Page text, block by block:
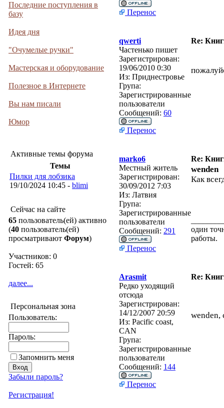
Последние поступления в
базу
Идея дня
"Очумелые ручки"
Мастерская и оборудование
Полезное в Интернете
Вы нам писали
Юмор
Активные темы форума
Темы
Пилки для лобзика
19/10/2024 10:45 - blimi
Сейчас на сайте
65 пользователь(ей) активно
(40 пользователь(ей)
просматривают Форум)
Участников: 0
Гостей: 65
далее...
Персональная зона
Пользователь:
Пароль:
Запомнить меня
Забыли пароль?
Регистрация!
Перенос
qwerti
Re:
Частенько пишет
Зарегистрирован:
19/06/2010 0:30
Из: Приднестровье
Група:
Зарегистрированные
пользователи
Сообщений: 60
Перенос
marko6
Re:
Местный житель
Зарегистрирован:
30/09/2012 7:03
Из: Латвия
Група:
Зарегистрированные
пользователи
Сообщений: 291
wenden
Как
один
работы.
Перенос
Arasmit
Re:
Редко уходящий
отсюда
Зарегистрирован:
14/12/2007 20:59
Из: Pacific coast,
CAN
Група:
Зарегистрированные
пользователи
Сообщений: 144
wenden,
Перенос